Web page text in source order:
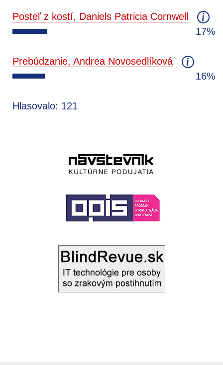
Posteľ z kostí, Daniels Patricia Cornwell
17%
Prebúdzanie, Andrea Novosedlíková
16%
Hlasovalo: 121